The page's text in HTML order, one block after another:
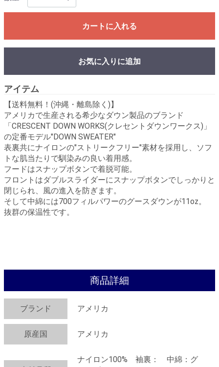
カートに入れる
お気に入りに追加
アイテム
【送料無料！(沖縄・離島除く)】
アメリカで生産される希少なダウン製品のブランド
「CRESCENT DOWN WORKS(クレセントダウンワークス)」
の定番モデル"DOWN SWEATER"
表裏共にナイロンの"ストリークフリー"素材を採用し、ソフ
トな肌当たりで馴染みの良い着用感。
フードはスナップボタンで着脱可能。
フロントはダブルスライダーにスナップボタンでしっかりと
閉じられ、風の進入を防ぎます。
そして中綿には700フィルパワーのグースダウンが11oz。
抜群の保温性です。
商品詳細
ブランド アメリカ
原産国 アメリカ
ナイロン100% 袖裏： 中綿：グ